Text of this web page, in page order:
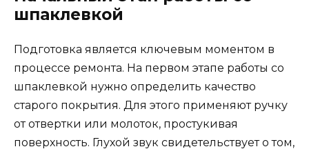
шпаклевкой
Подготовка является ключевым моментом в
процессе ремонта. На первом этапе работы со
шпаклевкой нужно определить качество
старого покрытия. Для этого применяют ручку
от отвертки или молоток, простукивая
поверхность. Глухой звук свидетельствует о том,